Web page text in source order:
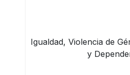
Igualdad, Violencia de
y